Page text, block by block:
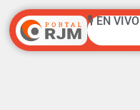
🎙️ EN VIVO